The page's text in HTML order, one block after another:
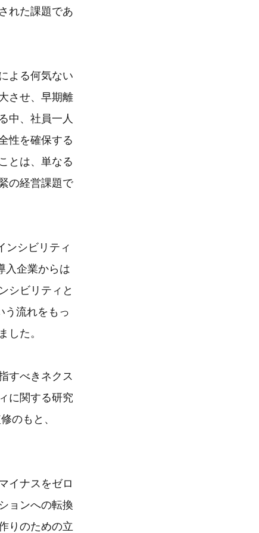
れた課題であ
よる何気ない
させ、早期離
中、社員一人
性を確保する
とは、単なる
の経営課題で
ンシビリティ
入企業からは
シビリティと
う流れをもっ
した。
すべきネクス
に関する研究
のもと、
イナスをゼロ
ョンへの転換
りのための立